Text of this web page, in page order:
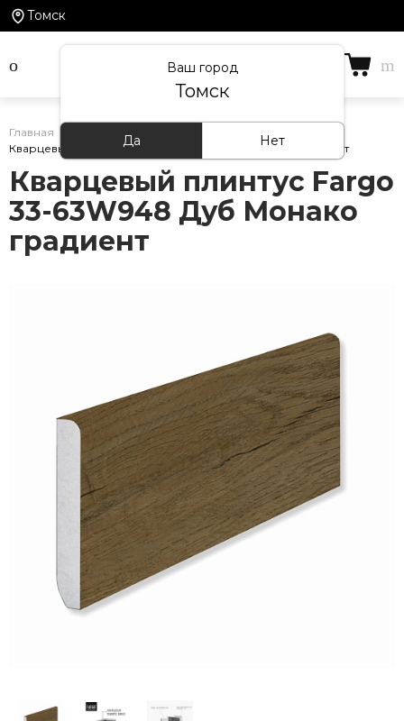
Томск
Ваш город
Томск
Да Нет
Главная Каталог товаров Кварцевый плинтус
Кварцевый плинтус Fargo 33-63W948 Дуб Монако градиент
Кварцевый плинтус Fargo
33-63W948 Дуб Монако
градиент